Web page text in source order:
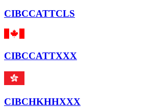
CIBCCATTCLS
CIBCCATTXXX
CIBCHKHHXXX